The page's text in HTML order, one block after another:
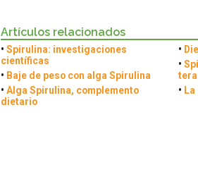
Artículos relacionados
• Spirulina: investigaciones
científicas
• Baje de peso con alga Spirulina
• Alga Spirulina, complemento
dietario
•
•
•